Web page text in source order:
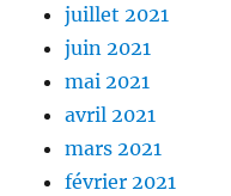
juillet 2021
juin 2021
mai 2021
avril 2021
mars 2021
février 2021